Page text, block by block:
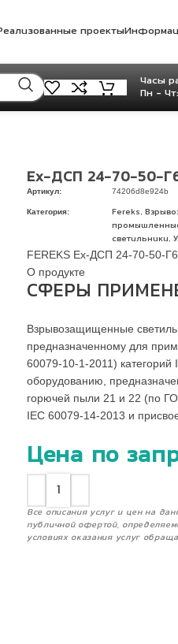
проекты
Часы
Пн -
Ex-ДСП 24-70-50-
Артикул: 74206d8e924b
Категория: Fereks
светильники
FEREKS Ex-ДСП 24-70-50-
О продукте
СФЕРЫ
Взрывозащищенные
предназначенному для
60079-10-1-2011)
оборудованию,
горючей пыли 21 и 22 (по
IEC 60079-14-2013 и
Цена по
Все описания услуг и цен на
публичной офертой,
условиях оказания услуг